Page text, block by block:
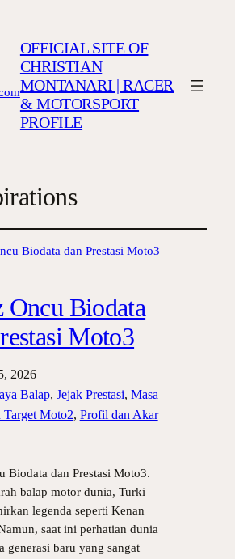
OFFICIAL SITE OF
CHRISTIAN
MONTANARI | RACER
& MOTORSPORT
PROFILE
Oncu Biodata
Moto3
2026
Balap, Jejak Prestasi, Masa
Target Moto2, Profil dan Akar
Biodata dan Prestasi Moto3.
balap motor dunia, Turki
legenda seperti Kenan
saat ini perhatian dunia
generasi baru yang sangat